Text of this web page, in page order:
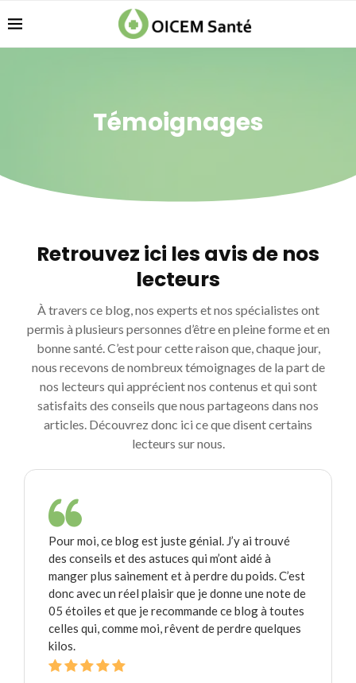
Témoignages
Retrouvez ici les avis de nos
lecteurs
À travers ce blog, nos experts et nos spécialistes ont
permis à plusieurs personnes d’être en pleine forme et en
bonne santé. C’est pour cette raison que, chaque jour,
nous recevons de nombreux témoignages de la part de
nos lecteurs qui apprécient nos contenus et qui sont
satisfaits des conseils que nous partageons dans nos
articles. Découvrez donc ici ce que disent certains
lecteurs sur nous.
Pour moi, ce blog est juste génial. J’y ai trouvé
des conseils et des astuces qui m’ont aidé à
manger plus sainement et à perdre du poids. C’est
donc avec un réel plaisir que je donne une note de
05 étoiles et que je recommande ce blog à toutes
celles qui, comme moi, rêvent de perdre quelques
kilos.